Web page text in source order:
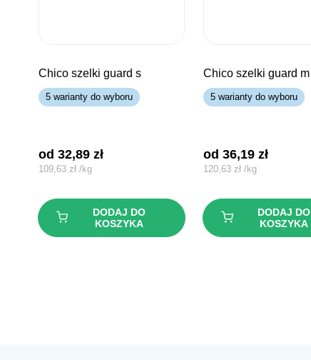
chico szelki guard s
5 warianty do wyboru
od 32,89 zł
109,63 zł /kg
DODAJ DO
KOSZYKA
chico szelki guard m
5 warianty do wyboru
od 36,19 zł
120,63 zł /kg
DODAJ DO
KOSZYKA